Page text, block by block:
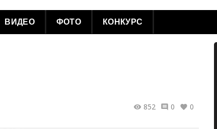
ВИДЕО ФОТО КОНКУРС
852 0 0